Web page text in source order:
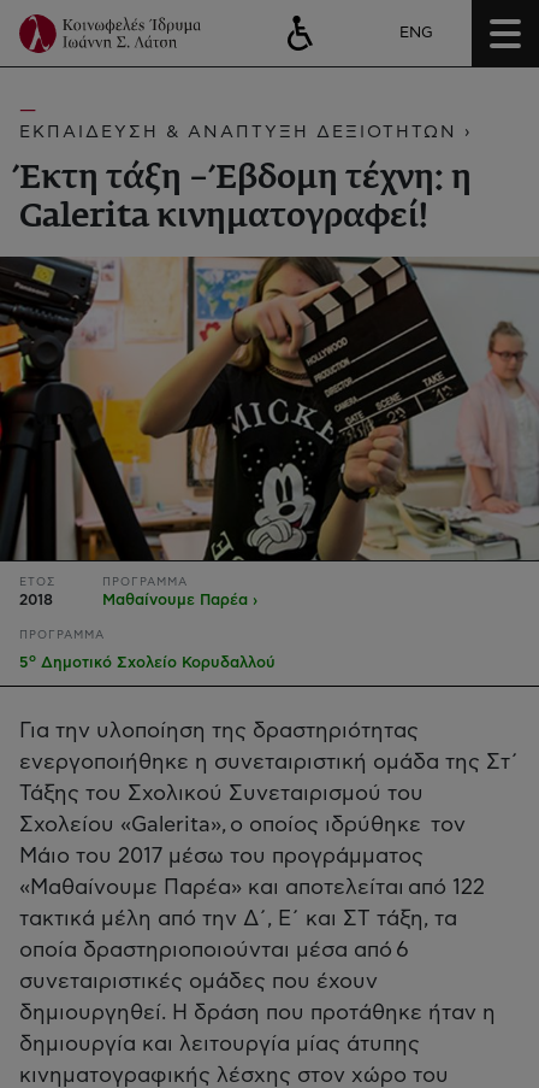
ENG
ΕΚΠΑΙΔΕΥΣΗ & ΑΝΑΠΤΥΞΗ ΔΕΞΙΟΤΗΤΩΝ ›
Έκτη τάξη – Έβδομη τέχνη: η
Galerita κινηματογραφεί!
ΕΤΟΣ
2018
ΠΡΟΓΡΑΜΜΑ
Μαθαίνουμε Παρέα ›
ΠΡΟΓΡΑΜΜΑ
5ο Δημοτικό Σχολείο Κορυδαλλού
Για την υλοποίηση της δραστηριότητας
ενεργοποιήθηκε η συνεταιριστική ομάδα της Στ΄
Τάξης του Σχολικού Συνεταιρισμού του
Σχολείου «Galerita», ο οποίος ιδρύθηκε τον
Μάιο του 2017 μέσω του προγράμματος
«Μαθαίνουμε Παρέα» και αποτελείται από 122
τακτικά μέλη από την Δ΄, Ε΄ και ΣΤ τάξη, τα
οποία δραστηριοποιούνται μέσα από 6
συνεταιριστικές ομάδες που έχουν
δημιουργηθεί. Η δράση που προτάθηκε ήταν η
δημιουργία και λειτουργία μίας άτυπης
κινηματογραφικής λέσχης στον χώρο του